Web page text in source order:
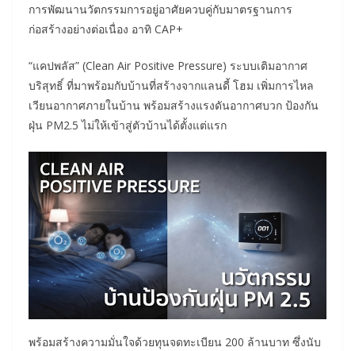
การพัฒนานวัตกรรมการอยู่อาศัยควบคู่กับมาตรฐานการ
ก่อสร้างอย่างต่อเนื่อง อาทิ CAP+
“แคปพลัส” (Clean Air Positive Pressure) ระบบเติมอากาศ
บริสุทธิ์ ที่มาพร้อมกับบ้านที่สร้างจากแลนดี้ โฮม เพิ่มการไหล
เวียนอากาศภายในบ้าน พร้อมสร้างแรงดันอากาศบวก ป้องกัน
ฝุ่น PM2.5 ไม่ให้เข้าสู่ตัวบ้านได้ตั้งแต่แรก
พร้อมสร้างความมั่นใจด้วยทุนจดทะเบียน 200 ล้านบาท ซึ่งนับ